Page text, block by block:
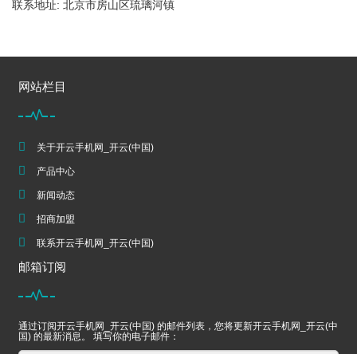
联系地址: 北京市房山区琉璃河镇
网站栏目
关于开云手机网_开云(中国)
产品中心
新闻动态
招商加盟
联系开云手机网_开云(中国)
邮箱订阅
通过订阅开云手机网_开云(中国) 的邮件列表，您将更新开云手机网_开云(中
国) 的最新消息。 填写你的电子邮件：